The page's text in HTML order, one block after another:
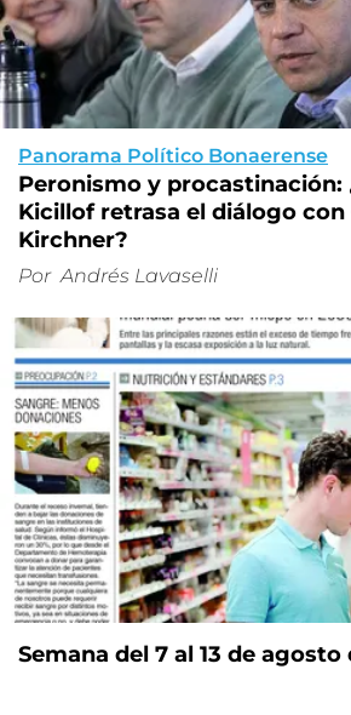
Panorama Político Bonaerense
Peronismo y procastinación:
Kicillof retrasa el diálogo con
Kirchner?
Por Andrés Lavaselli
Semana del 7 al 13 de agosto